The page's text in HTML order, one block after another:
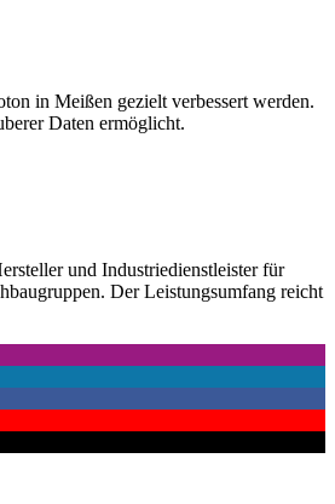
in Meißen gezielt verbessert werden.
Daten ermöglicht.
und Industriedienstleister für
Der Leistungsumfang reicht